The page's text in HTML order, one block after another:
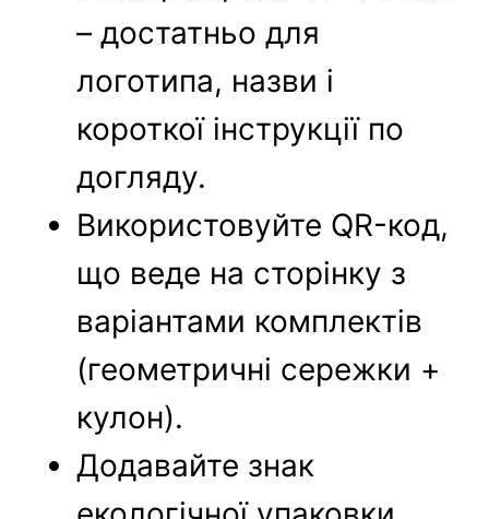
– достатньо для
логотипа, назви і
короткої інструкції по
догляду.
Використовуйте QR-код,
що веде на сторінку з
варіантами комплектів
(геометричні сережки +
кулон).
Додавайте знак